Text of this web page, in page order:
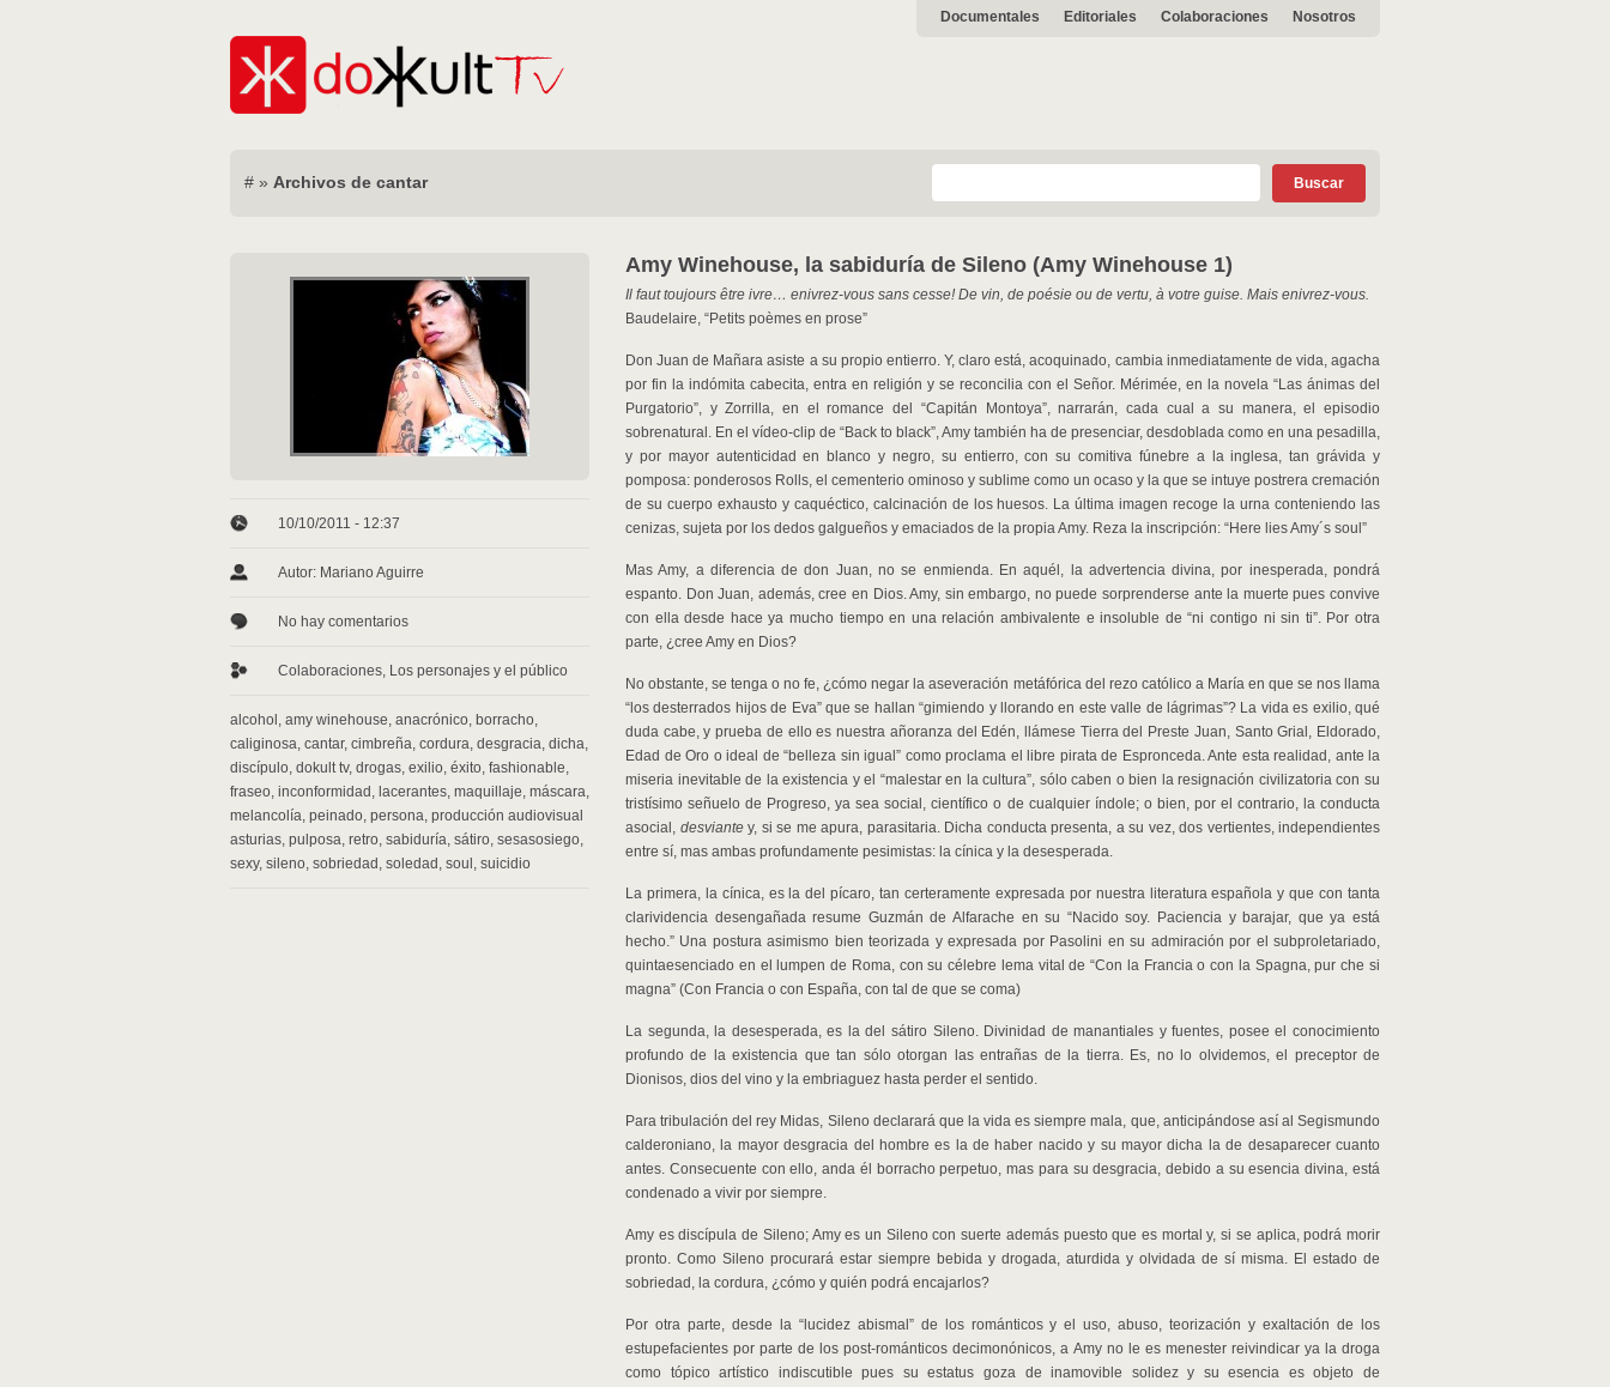
Documentales Editoriales Colaboraciones Nosotros
# » Archivos de cantar
10/10/2011 - 12:37
Autor: Mariano Aguirre
No hay comentarios
Colaboraciones, Los personajes y el público
alcohol , amy winehouse, anacrónico, borracho,
caliginosa, cantar, cimbreña, cordura, desgracia, dicha,
discípulo, dokult tv, drogas, exilio, éxito, fashionable,
fraseo, inconformidad , lacerantes, maquillaje, máscara,
melancolía, peinado, persona, producción audiovisual
asturias, pulposa, retro, sabiduría, sátiro, sesasosiego,
sexy, sileno, sobriedad , soledad , soul , suicidio
Amy Winehouse, la sabiduría de Sileno (Amy Winehouse 1)
Il faut toujours être ivre… enivrez-vous sans cesse! De vin, de poésie ou de vertu, à votre guise. Mais enivrez-vous.
Baudelaire, “Petits poèmes en prose”
Don Juan de Mañara asiste a su propio entierro. Y, claro está, acoquinado, cambia inmediatamente de vida, agacha
por fin la indómita cabecita, entra en religión y se reconcilia con el Señor. Mérimée, en la novela “Las ánimas del
Purgatorio”, y Zorrilla, en el romance del “Capitán Montoya”, narrarán, cada cual a su manera, el episodio
sobrenatural. En el vídeo-clip de “Back to black”, Amy también ha de presenciar, desdoblada como en una pesadilla,
y por mayor autenticidad en blanco y negro, su entierro, con su comitiva fúnebre a la inglesa, tan grávida y
pomposa: ponderosos Rolls, el cementerio ominoso y sublime como un ocaso y la que se intuye postrera cremación
de su cuerpo exhausto y caquéctico, calcinación de los huesos. La última imagen recoge la urna conteniendo las
cenizas, sujeta por los dedos galgueños y emaciados de la propia Amy. Reza la inscripción: “Here lies Amy´s soul”
Mas Amy, a diferencia de don Juan, no se enmienda. En aquél, la advertencia divina, por inesperada, pondrá
espanto. Don Juan, además, cree en Dios. Amy, sin embargo, no puede sorprenderse ante la muerte pues convive
con ella desde hace ya mucho tiempo en una relación ambivalente e insoluble de “ni contigo ni sin ti”. Por otra
parte, ¿cree Amy en Dios?
No obstante, se tenga o no fe, ¿cómo negar la aseveración metáfórica del rezo católico a María en que se nos llama
“los desterrados hijos de Eva” que se hallan “gimiendo y llorando en este valle de lágrimas”? La vida es exilio, qué
duda cabe, y prueba de ello es nuestra añoranza del Edén, llámese Tierra del Preste Juan, Santo Grial, Eldorado,
Edad de Oro o ideal de “belleza sin igual” como proclama el libre pirata de Espronceda. Ante esta realidad, ante la
miseria inevitable de la existencia y el “malestar en la cultura”, sólo caben o bien la resignación civilizatoria con su
tristísimo señuelo de Progreso, ya sea social, científico o de cualquier índole; o bien, por el contrario, la conducta
asocial, desviantey, si se me apura, parasitaria. Dicha conducta presenta, a su vez, dos vertientes, independientes
entre sí, mas ambas profundamente pesimistas: la cínica y la desesperada.
La primera, la cínica, es la del pícaro, tan certeramente expresada por nuestra literatura española y que con tanta
clarividencia desengañada resume Guzmán de Alfarache en su “Nacido soy. Paciencia y barajar, que ya está
hecho.” Una postura asimismo bien teorizada y expresada por Pasolini en su admiración por el subproletariado,
quintaesenciado en el lumpen de Roma, con su célebre lema vital de “Con la Francia o con la Spagna, pur che si
magna” (Con Francia o con España, con tal de que se coma)
La segunda, la desesperada, es la del sátiro Sileno. Divinidad de manantiales y fuentes, posee el conocimiento
profundo de la existencia que tan sólo otorgan las entrañas de la tierra. Es, no lo olvidemos, el preceptor de
Dionisos, dios del vino y la embriaguez hasta perder el sentido.
Para tribulación del rey Midas, Sileno declarará que la vida es siempre mala, que, anticipándose así al Segismundo
calderoniano, la mayor desgracia del hombre es la de haber nacido y su mayor dicha la de desaparecer cuanto
antes. Consecuente con ello, anda él borracho perpetuo, mas para su desgracia, debido a su esencia divina, está
condenado a vivir por siempre.
Amy es discípula de Sileno; Amy es un Sileno con suerte además puesto que es mortal y, si se aplica, podrá morir
pronto. Como Sileno procurará estar siempre bebida y drogada, aturdida y olvidada de sí misma. El estado de
sobriedad, la cordura, ¿cómo y quién podrá encajarlos?
Por otra parte, desde la “lucidez abismal” de los románticos y el uso, abuso, teorización y exaltación de los
estupefacientes por parte de los post-románticos decimonónicos, a Amy no le es menester reivindicar ya la droga
como tópico artístico indiscutible pues su estatus goza de inamovible solidez y su esencia es objeto de